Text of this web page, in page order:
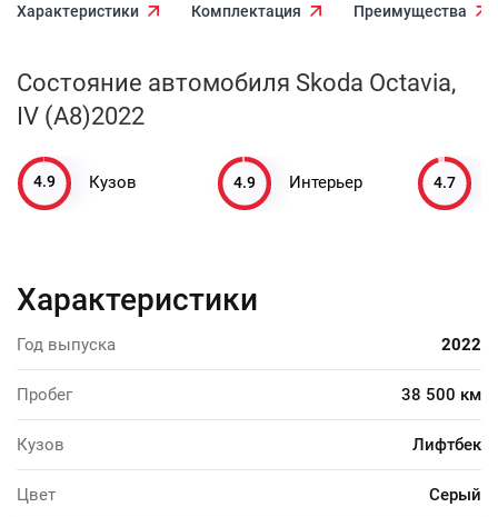
Характеристики Комплектация Преимущества
Состояние автомобиля Skoda Octavia,
IV (A8)2022
4.9 Кузов 4.9 Интерьер 4.7
Характеристики
Год выпуска 2022
Пробег 38 500 км
Кузов Лифтбек
Цвет Серый